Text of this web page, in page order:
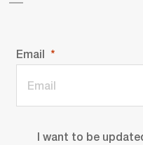
Email
I want to be